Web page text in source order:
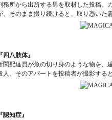
務所から出所する男を取材した投稿。
、そのまま撮り続けると、取り憑いた
四八肢体』
聞配達員が魚の切り身のような物を、
人。そのアパートを投稿者が撮影する
認知症』